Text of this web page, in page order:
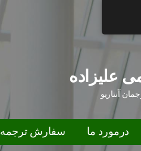
علیزاده
آنتاریو
درمورد ما سفارش ترجمه